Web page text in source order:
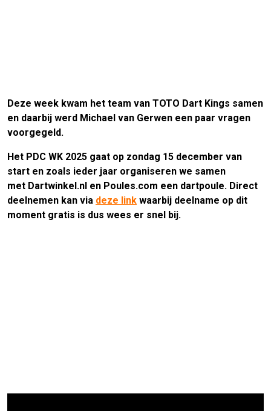
Deze week kwam het team van TOTO Dart Kings samen
en daarbij werd Michael van Gerwen een paar vragen
voorgegeld.
Het PDC WK 2025 gaat op zondag 15 december van
start en zoals ieder jaar organiseren we samen
met Dartwinkel.nl en Poules.com een dartpoule. Direct
deelnemen kan via deze link waarbij deelname op dit
moment gratis is dus wees er snel bij.